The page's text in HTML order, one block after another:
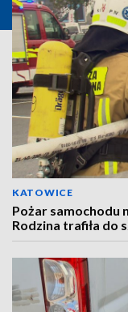
KATOWICE
Pożar samochodu
Rodzina trafiła do